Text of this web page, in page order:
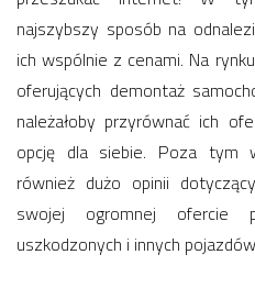
najszybszy sposób na
ich wspólnie z cenami. Na
oferujących demontaż
należałoby przyrównać ich
opcję dla siebie. Poza tym
również dużo opinii
swojej ogromnej ofercie
uszkodzonych i innych